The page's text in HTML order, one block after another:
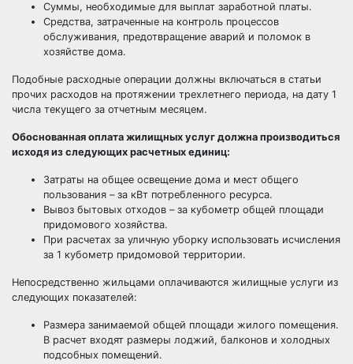
Суммы, необходимые для выплат заработной платы.
Средства, затраченные на контроль процессов
обслуживания, предотвращение аварий и поломок в
хозяйстве дома.
Подобные расходные операции должны включаться в статьи
прочих расходов на протяжении трехлетнего периода, на дату 1
числа текущего за отчетным месяцем.
Обоснованная оплата жилищных услуг должна производиться
исходя из следующих расчетных единиц:
Затраты на общее освещение дома и мест общего
пользования – за кВт потребленного ресурса.
Вывоз бытовых отходов – за кубометр общей площади
придомового хозяйства.
При расчетах за уличную уборку использовать исчисления
за 1 кубометр придомовой территории.
Непосредственно жильцами оплачиваются жилищные услуги из
следующих показателей:
Размера занимаемой общей площади жилого помещения.
В расчет входят размеры лоджий, балконов и холодных
подсобных помещений.